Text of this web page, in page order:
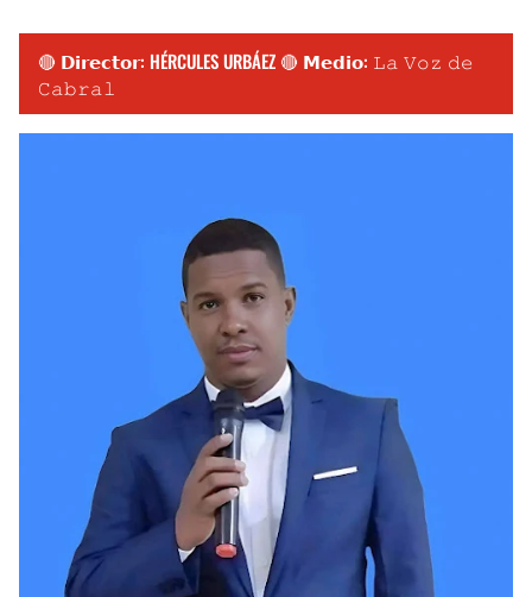
🔴 𝗗𝗶𝗿𝗲𝗰𝘁𝗼𝗿: HÉRCULES URBÁEZ 🔴 𝗠𝗲𝗱𝗶𝗼: 𝙻𝚊 𝚅𝚘𝚣 𝚍𝚎
𝙲𝚊𝚋𝚛𝚊𝚕